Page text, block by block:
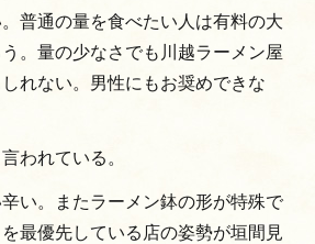
普通の量を食べたい人は有料の大
。量の少なさでも川越ラーメン屋
れない。男性にもお奨めできな
われている。
い。またラーメン鉢の形が特殊で
最優先している店の姿勢が垣間見